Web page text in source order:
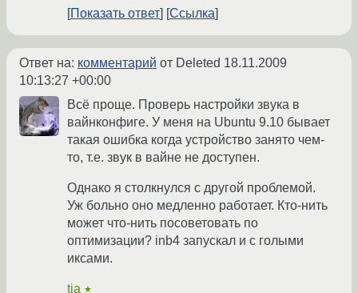
Показать ответ
Ссылка
Ответ на: комментарий от Deleted 18.11.2009
10:13:27 +00:00
Всё проще. Проверь настройки звука в
вайнконфиге. У меня на Ubuntu 9.10 бывает
такая ошибка когда устройство занято чем-
то, т.е. звук в вайне не доступен.
Однако я столкнулся с другой проблемой.
Уж больно оно медленно работает. Кто-нить
может что-нить посоветовать по
оптимизации? inb4 запускал и с голыми
иксами.
tia ★